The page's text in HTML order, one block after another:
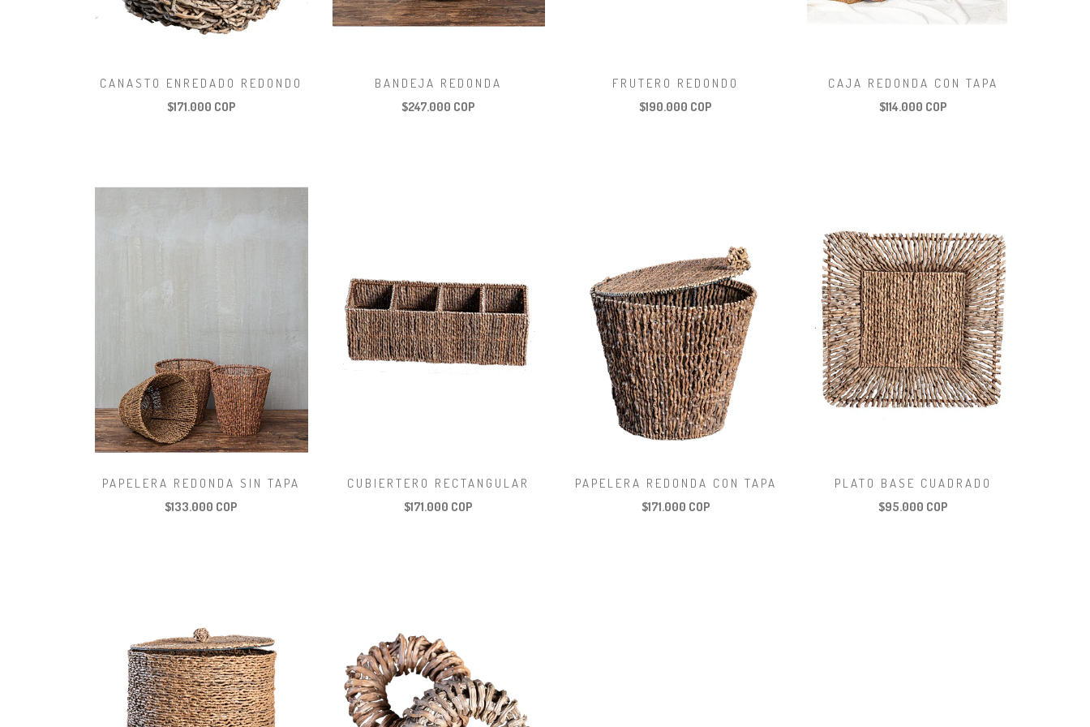
CANASTO ENREDADO REDONDO
$171.000 COP
BANDEJA REDONDA
$247.000 COP
FRUTERO REDONDO
$190.000 COP
CAJA REDONDA CON TAPA
$114.000 COP
PAPELERA REDONDA SIN TAPA
$133.000 COP
CUBIERTERO RECTANGULAR
$171.000 COP
PAPELERA REDONDA CON TAPA
$171.000 COP
PLATO BASE CUADRADO
$95.000 COP